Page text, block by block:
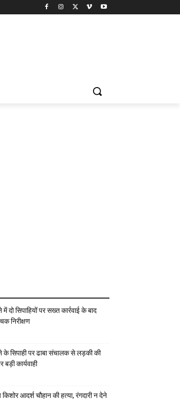
दो सिपाहियों पर सख्त कार्रवाई के बाद
निरीक्षण
सिपाही पर ढाबा संचालक से लड़की की
बड़ी कार्यवाही
आदर्श चौहान की हत्या, रंगदारी न देने